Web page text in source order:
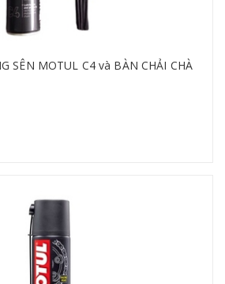
SÊN MOTUL C4 và BÀN CHẢI CHÀ